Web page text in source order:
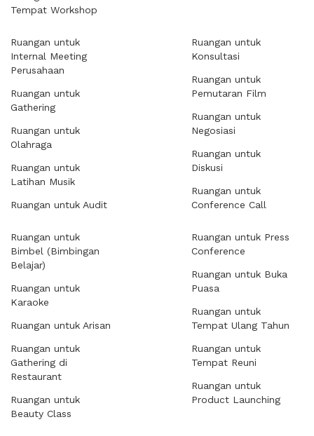
Tempat Workshop
Ruangan untuk
Internal Meeting
Perusahaan
Ruangan untuk
Gathering
Ruangan untuk
Olahraga
Ruangan untuk
Latihan Musik
Ruangan untuk Audit
Ruangan untuk
Konsultasi
Ruangan untuk
Pemutaran Film
Ruangan untuk
Negosiasi
Ruangan untuk
Diskusi
Ruangan untuk
Conference Call
Ruangan untuk
Bimbel (Bimbingan
Belajar)
Ruangan untuk
Karaoke
Ruangan untuk Arisan
Ruangan untuk
Gathering di
Restaurant
Ruangan untuk
Beauty Class
Ruangan untuk Press
Conference
Ruangan untuk Buka
Puasa
Ruangan untuk
Tempat Ulang Tahun
Ruangan untuk
Tempat Reuni
Ruangan untuk
Product Launching